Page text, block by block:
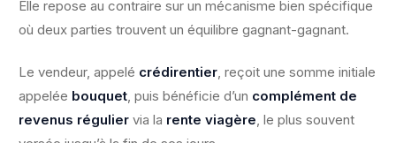
Elle repose au contraire sur un mécanisme bien spécifique
où deux parties trouvent un équilibre gagnant-gagnant.
Le vendeur, appelé crédirentier, reçoit une somme initiale
appelée bouquet, puis bénéficie d’un complément de
revenus régulier via la rente viagère, le plus souvent